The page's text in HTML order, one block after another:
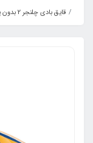
قایق بادی چلنجر 2 بدون پمپ و پارو مارک اینتکس